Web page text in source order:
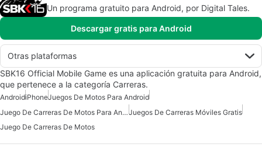
Un programa gratuito para Android, por Digital Tales.
Descargar gratis para Android
Otras plataformas
SBK16 Official Mobile Game es una aplicación gratuita para Android,
que pertenece a la categoría Carreras.
AndroidiPhoneJuegos De Motos Para Android
Juego De Carreras De Motos Para AndroidJuegos De Carreras Móviles Gratis
Juego De Carreras De Motos